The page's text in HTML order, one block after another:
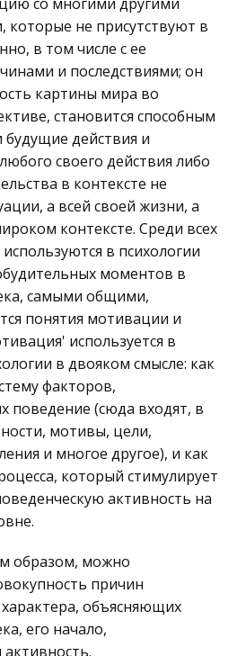
география
право
и права
сети
Базы данных
органы
(государственное) право
и права зарубежных
и кредитование
по геологии, 2 курс,
БС)
– территория,
из крупных
характеризующаяся
истории развития,
ряд зон
и сознания
и смена научных картин
.14 2.3. Диалектико-
учение о материи и
строении и свойств
в связи с погодой этого
решением будет
закрытых помещений. Через
чем за час, сидя за
тракторостроения
отечественного
……………………………… 2. Трактор
которые не присутствуют в
в том числе с ее
и последствиями; он
картины мира во
становится способным
действия и
своего действия либо
в контексте не
а всей своей жизни, а
контексте. Среди всех
в психологии
моментов в
самыми общими,
понятия мотивации и
используется в
в двояком смысле: как
факторов,
(сюда входят, в
мотивы, цели,
и многое другое), и как
который стимулирует
активность на
образом, можно
причин
характера, объясняющих
его начало,